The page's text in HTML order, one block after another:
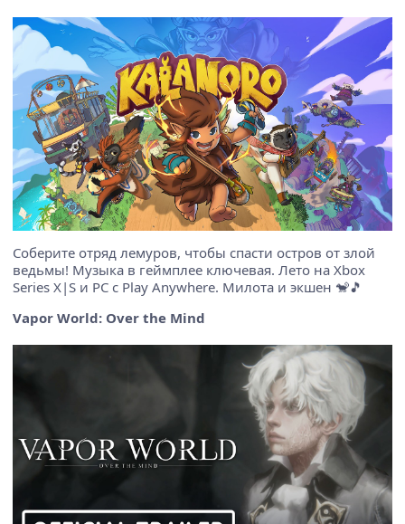
Соберите отряд лемуров, чтобы спасти остров от злой
ведьмы! Музыка в геймплее ключевая. Лето на Xbox
Series X|S и PC с Play Anywhere. Милота и экшен 🐒🎵
Vapor World: Over the Mind